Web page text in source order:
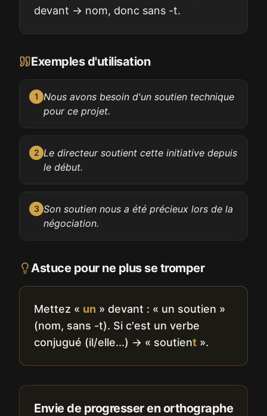
devant → nom, donc sans -t.
Exemples d'utilisation
1 Nous avons besoin d'un soutien technique
pour ce projet.
2 Le directeur soutient cette initiative depuis
le début.
3 Son soutien nous a été précieux lors de la
négociation.
Astuce pour ne plus se tromper
Mettez « un » devant : « un soutien »
(nom, sans -t). Si c'est un verbe
conjugué (il/elle...) → « soutient ».
Envie de progresser en orthographe